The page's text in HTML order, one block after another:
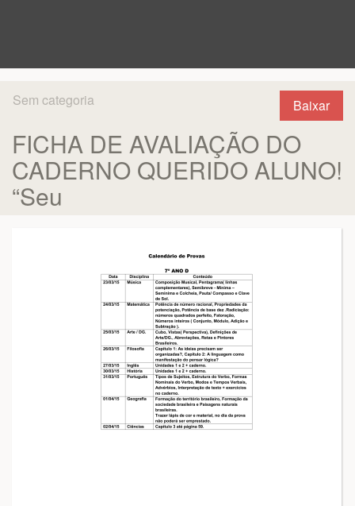
Baixar
Sem categoria
FICHA DE AVALIAÇÃO DO
CADERNO QUERIDO ALUNO!
“Seu